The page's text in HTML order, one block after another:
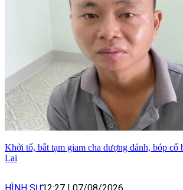
Khởi tố, bắt tạm giam cha dượng đánh, bóp cổ
Lai